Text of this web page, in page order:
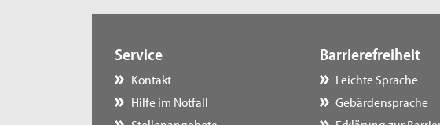
Service
Kontakt
Hilfe im Notfall
Barrierefreiheit
Leichte Sprache
Gebärdensprache